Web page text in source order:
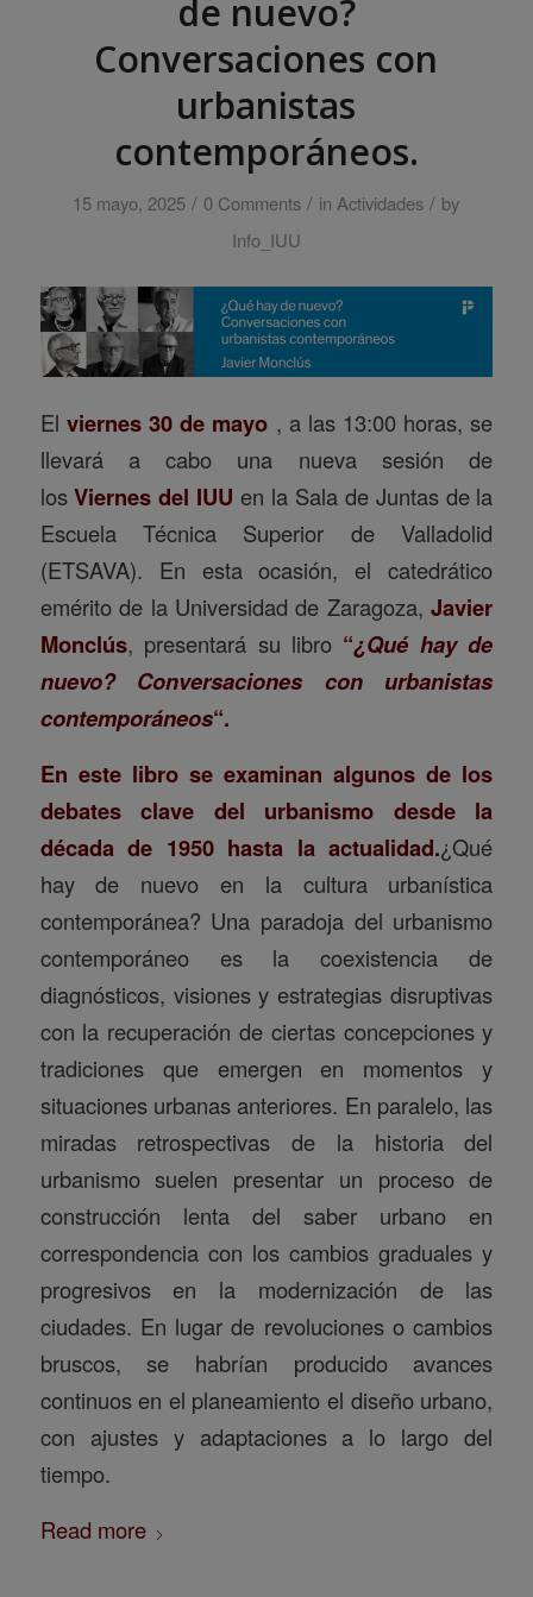
de nuevo?
Conversaciones con
urbanistas
contemporáneos.
15 mayo, 2025 / 0 Comments / in Actividades / by
Info_IUU
El viernes 30 de mayo , a las 13:00 horas, se
llevará a cabo una nueva sesión de
losViernes del IUU en la Sala de Juntas de la
Escuela Técnica Superior de Valladolid
(ETSAVA). En esta ocasión, el catedrático
emérito de la Universidad de Zaragoza,Javier
Monclús, presentará su libro “¿Qué hay de
nuevo? Conversaciones con urbanistas
contemporáneos“.
En este libro se examinan algunos de los
debates clave del urbanismo desde la
década de 1950 hasta la actualidad.¿Qué
hay de nuevo en la cultura urbanística
contemporánea? Una paradoja del urbanismo
contemporáneo es la coexistencia de
diagnósticos, visiones y estrategias disruptivas
con la recuperación de ciertas concepciones y
tradiciones que emergen en momentos y
situaciones urbanas anteriores. En paralelo, las
miradas retrospectivas de la historia del
urbanismo suelen presentar un proceso de
construcción lenta del saber urbano en
correspondencia con los cambios graduales y
progresivos en la modernización de las
ciudades. En lugar de revoluciones o cambios
bruscos, se habrían producido avances
continuos en el planeamiento el diseño urbano,
con ajustes y adaptaciones a lo largo del
tiempo.
Read more